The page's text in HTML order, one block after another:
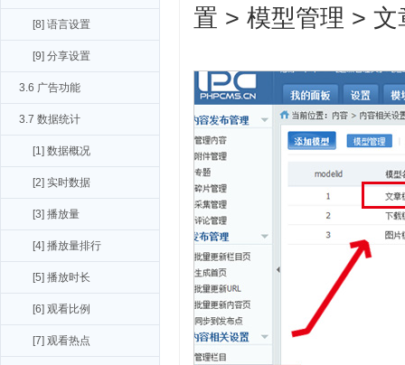
[8] 语言设置
[9] 分享设置
3.6 广告功能
3.7 数据统计
[1] 数据概况
[2] 实时数据
[3] 播放量
[4] 播放量排行
[5] 播放时长
[6] 观看比例
[7] 观看热点
置 > 模型管理 > 文